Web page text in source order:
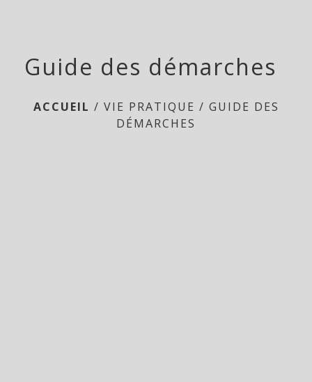
Guide des démarches
ACCUEIL / VIE PRATIQUE / GUIDE DES
DÉMARCHES